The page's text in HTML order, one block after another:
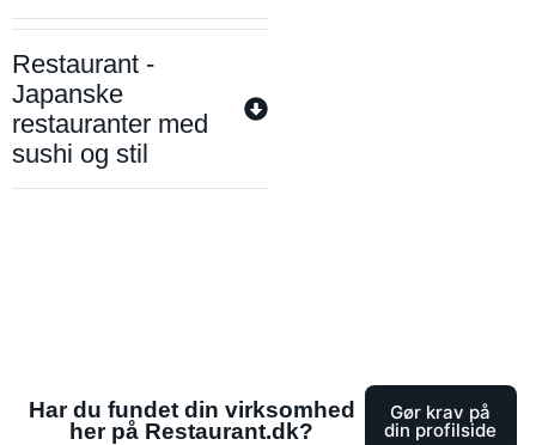
Restaurant -
Japanske
restauranter med
sushi og stil
Har du fundet din virksomhed
her på Restaurant.dk?
Gør krav på
din profilside